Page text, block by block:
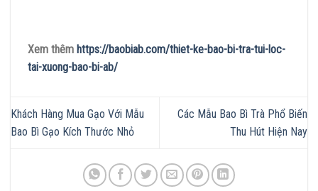
Xem thêm https://baobiab.com/thiet-ke-bao-bi-tra-tui-loc-
tai-xuong-bao-bi-ab/
Khách Hàng Mua Gạo Với Mẫu
Bao Bì Gạo Kích Thước Nhỏ
Các Mẫu Bao Bì Trà Phổ Biến
Thu Hút Hiện Nay